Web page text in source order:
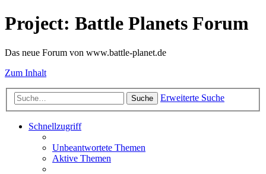
Project: Battle Planets Forum
Das neue Forum von www.battle-planet.de
Zum Inhalt
Suche Erweiterte Suche
Schnellzugriff
Unbeantwortete Themen
Aktive Themen